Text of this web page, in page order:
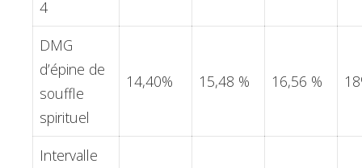
4
DMG
d’épine de
souffle
spirituel
14,40% 15,48 % 16,56 %
Intervalle